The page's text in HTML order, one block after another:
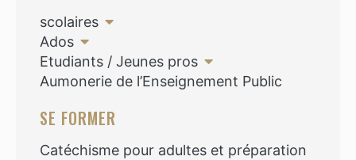
scolaires
Ados
Etudiants / Jeunes pros
Aumonerie de l’Enseignement Public
SE FORMER
Catéchisme pour adultes et préparation